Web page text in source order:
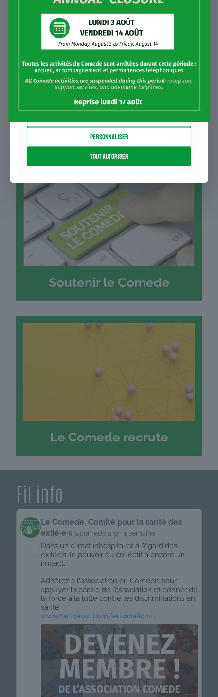
Nos publications
Soutenir le Comede
Le Comede recrute
Fil info
Get
to
this
Le Comede, Comité pour la santé des
exilé·e·s @comede.org 1 semaine
Dans un climat inhospitalier à l’égard des
exilé·es, le pouvoir du collectif a encore un
impact.
Adhérez à l'association du Comede pour
appuyer la parole de l’association et donner de
la force à la lutte contre les discriminations en
santé.
www.helloasso.com/associations...
également des informations sur l'utilisation de
notre site avec nos partenaires de médias
sociaux, de publicité et d'analyse, qui peuvent
combiner celles-ci avec d'autres informations
collectées lors de votre utilisation de leurs
services.
Personnaliser
Tout autoriser